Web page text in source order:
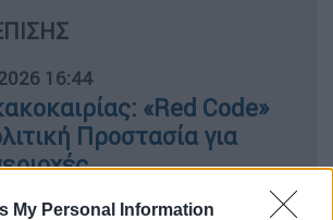
My Personal Information
16:44
«Red Code»
Προστασία για